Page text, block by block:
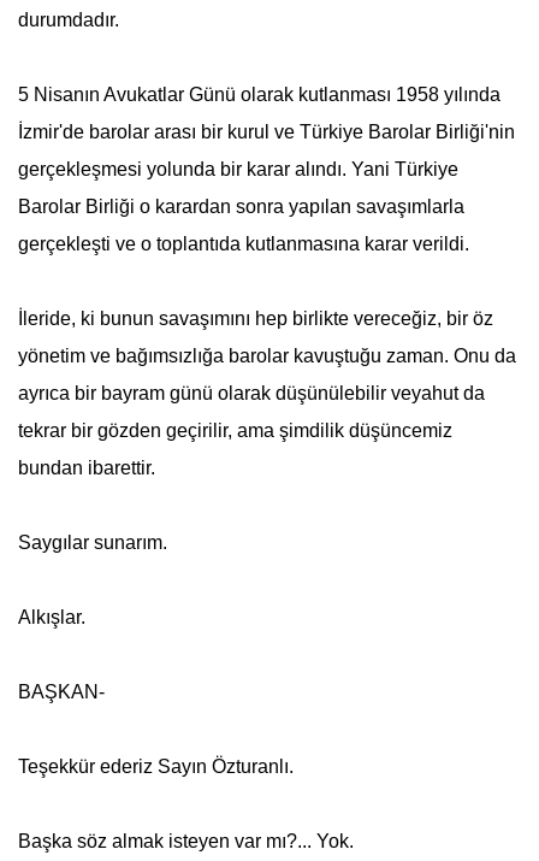
durumdadır.
5 Nisanın Avukatlar Günü olarak kutlanması 1958 yılında
İzmir'de barolar arası bir kurul ve Türkiye Barolar Birliği'nin
gerçekleşmesi yolunda bir karar alındı. Yani Türkiye
Barolar Birliği o karardan sonra yapılan savaşımlarla
gerçekleşti ve o toplantıda kutlanmasına karar verildi.
İleride, ki bunun savaşımını hep birlikte vereceğiz, bir öz
yönetim ve bağımsızlığa barolar kavuştuğu zaman. Onu da
ayrıca bir bayram günü olarak düşünülebilir veyahut da
tekrar bir gözden geçirilir, ama şimdilik düşüncemiz
bundan ibarettir.
Saygılar sunarım.
Alkışlar.
BAŞKAN-
Teşekkür ederiz Sayın Özturanlı.
Başka söz almak isteyen var mı?... Yok.